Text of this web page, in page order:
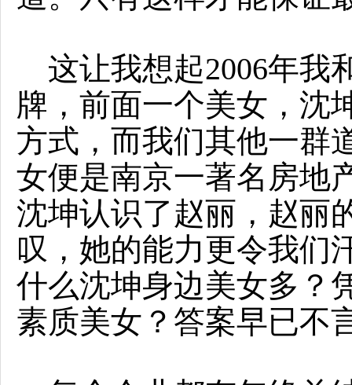
这让我想起2006年我
牌，前面一个美女，沈
方式，而我们其他一群
女便是南京一著名房地
沈坤认识了赵丽，赵丽
叹，她的能力更令我
什么沈坤身边美女多？
素质美女？答案早已不